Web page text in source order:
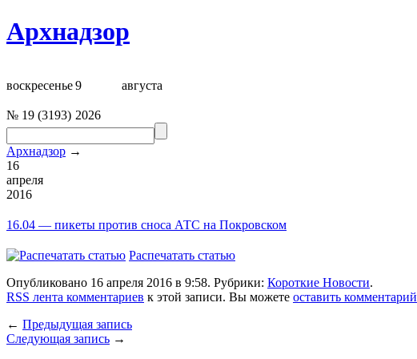
Архнадзор
воскресенье9 августа
№ 19 (3193) 2026
Архнадзор →
16
апреля
2016
16.04 — пикеты против сноса АТС на Покровском
Распечатать статью
Опубликовано 16 апреля 2016 в 9:58. Рубрики: Короткие Новости.
RSS лента комментариев к этой записи. Вы можете оставить комментарий
← Предыдущая запись
Следующая запись →